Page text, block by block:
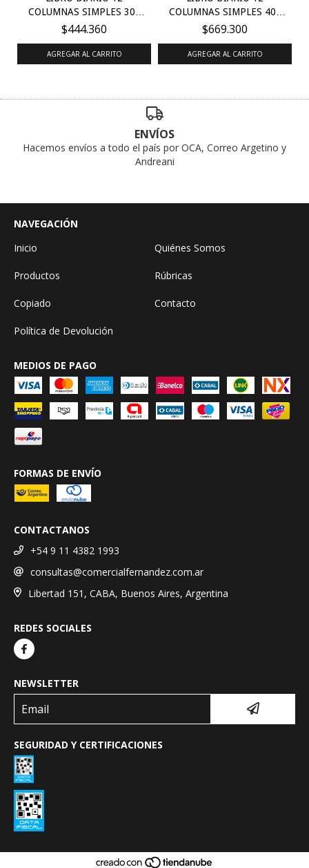
COLUMNAS SIMPLES 300
PÁG...
$444.360
AGREGAR AL CARRITO
COLUMNAS SIMPLES 400
PÁG...
$669.300
AGREGAR AL CARRITO
ENVÍOS
Hacemos envíos a todo el país por OCA, Correo Argetino y
Andreani
NAVEGACIÓN
Inicio
Quiénes Somos
Productos Rúbricas
Copiado Contacto
Política de Devolución
MEDIOS DE PAGO
FORMAS DE ENVÍO
CONTACTANOS
+54 9 11 4382 1993
consultas@comercialfernandez.com.ar
Libertad 151, CABA, Buenos Aires, Argentina
REDES SOCIALES
NEWSLETTER
SEGURIDAD Y CERTIFICACIONES